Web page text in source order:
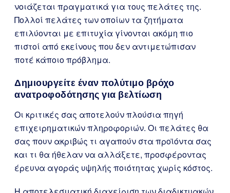
νοιάζεται πραγματικά για τους πελάτες της.
Πολλοί πελάτες των οποίων τα ζητήματα
επιλύονται με επιτυχία γίνονται ακόμη πιο
πιστοί από εκείνους που δεν αντιμετώπισαν
ποτέ κάποιο πρόβλημα.
Δημιουργείτε έναν πολύτιμο βρόχο
ανατροφοδότησης για βελτίωση
Οι κριτικές σας αποτελούν πλούσια πηγή
επιχειρηματικών πληροφοριών. Οι πελάτες θα
σας πουν ακριβώς τι αγαπούν στα προϊόντα σας
και τι θα ήθελαν να αλλάξετε, προσφέροντας
έρευνα αγοράς υψηλής ποιότητας χωρίς κόστος.